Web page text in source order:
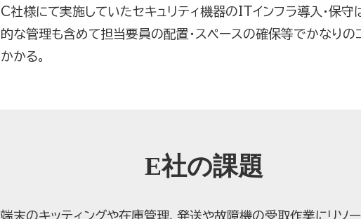
C社様にて実施していたセキュリティ機器のITインフラ導入・保守
的な管理も含めて担当要員の配置・スペースの確保等でかなりの
かかる。
E社の課題
端末のキッティングや在庫管理、発送や故障機の受取作業にリソ